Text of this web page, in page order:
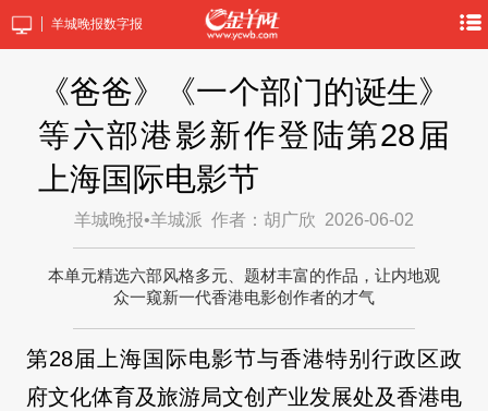
羊城晚报数字报
《爸爸》《一个部门的诞生》
等六部港影新作登陆第28届
上海国际电影节
羊城晚报•羊城派 作者：胡广欣 2026-06-02
本单元精选六部风格多元、题材丰富的作品，让内地观
众一窥新一代香港电影创作者的才气
第28届上海国际电影节与香港特别行政区政
府文化体育及旅游局文创产业发展处及香港电